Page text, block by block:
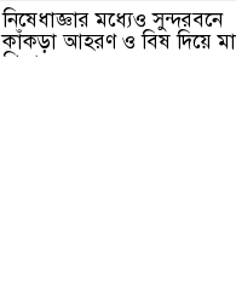
নিষেধাজ্ঞার মধ্যেও সুন্দরবনে
কাঁকড়া আহরণ ও বিষ দিয়ে
শিকার